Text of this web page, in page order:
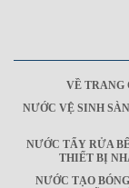
VỀ TRANG
NƯỚC VỆ SINH
NƯỚC TẨY RỬA
THIẾT BỊ
NƯỚC TẠO